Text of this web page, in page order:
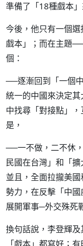
準備了「18種戲本
今後，他只有一個
戲本」；而在主題
個：
──逐漸回到「一個
統一的中國來決定其
中找尋「對接點」
是，
──一不做，二不休
民國在台灣」和「
並且，全面拉攏美
勢力，在反擊「中
展開軍事─外交殊死
換句話說，李登輝